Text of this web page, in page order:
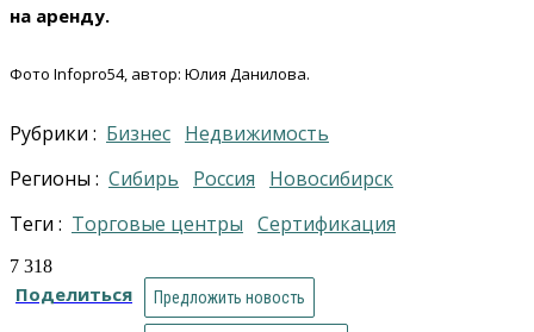
на аренду.
Фото Infopro54, автор: Юлия Данилова.
Рубрики : Бизнес
Недвижимость
Регионы :
Сибирь Россия
Новосибирск
Теги :
торговые центры Сертификация
7 318
Поделиться Предложить новость